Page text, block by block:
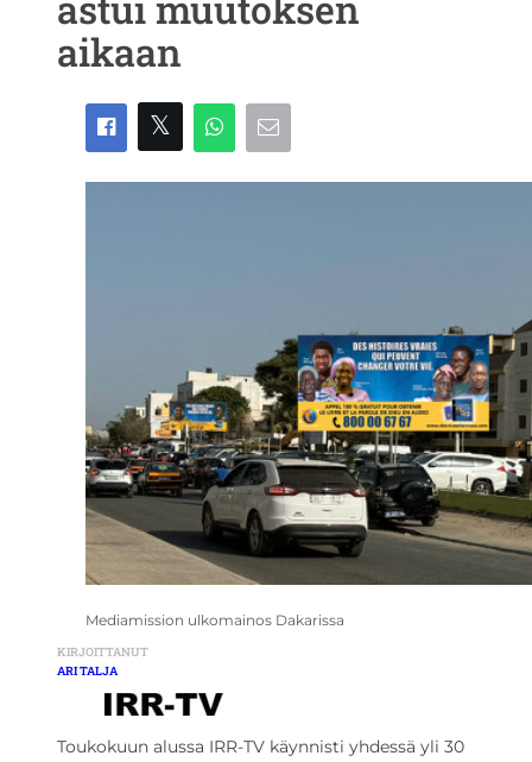
aikaan
Mediamission ulkomainos Dakarissa
KIRJOITTANUT
ARI TALJA
Toukokuun alussa IRR-TV käynnisti yhdessä yli 30